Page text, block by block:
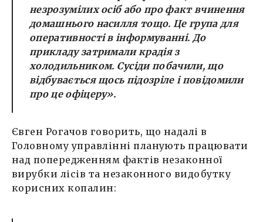
незрозумілих осіб або про факт вчинення
домашнього насилля тощо. Це група для
оперативності в інформуванні. До
прикладу затримали крадія з
холодильником. Сусіди побачили, що
відбувається щось підозріле і повідомили
про це офіцеру».
Євген Рогачов говорить, що надалі в
Головному управлінні планують працювати
над попередженням фактів незаконної
вирубки лісів та незаконного видобутку
корисних копалин: